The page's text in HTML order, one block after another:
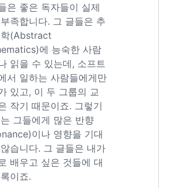
은 좋은 독자들이 실제
족합니다. 그 글들은 추
(Abstract
에 능숙한 사람
읽을 수 있는데, 소프트
서 일하는 사람들에게만
있고, 이 두 그룹의 교
작기 때문이죠. 그렇기
그들에게 많은 반향
이나 영향을 기대
습니다. 그 글들은 내가
배우고 싶은 것들에 대
이죠.